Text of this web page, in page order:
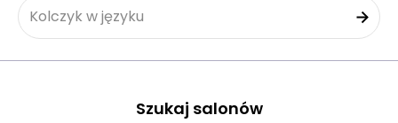
Kolczyk w języku
Szukaj salonów